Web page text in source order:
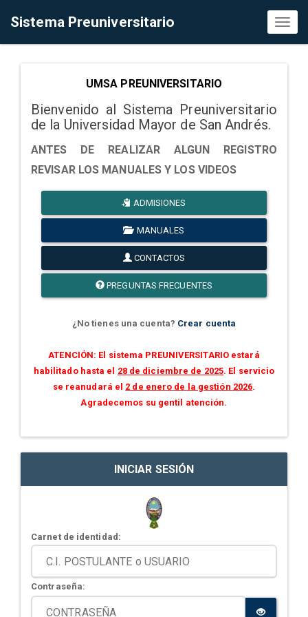
Sistema Preuniversitario
UMSA PREUNIVERSITARIO
Bienvenido al Sistema Preuniversitario
de la Universidad Mayor de San Andrés.
ANTES DE REALIZAR ALGUN REGISTRO
REVISAR LOS MANUALES Y LOS VIDEOS
ADMISIONES
MANUALES
CONTACTOS
PREGUNTAS FRECUENTES
¿No tienes una cuenta? Crear cuenta
ATENCIÓN: El sistema PREUNIVERSITARIO estará
habilitado hasta el 28 de diciembre de 2025. El servicio
se reanudará el 2 de enero de la gestión 2026.
Agradecemos su gentil atención.
INICIAR SESIÓN
Carnet de identidad:
Contraseña: